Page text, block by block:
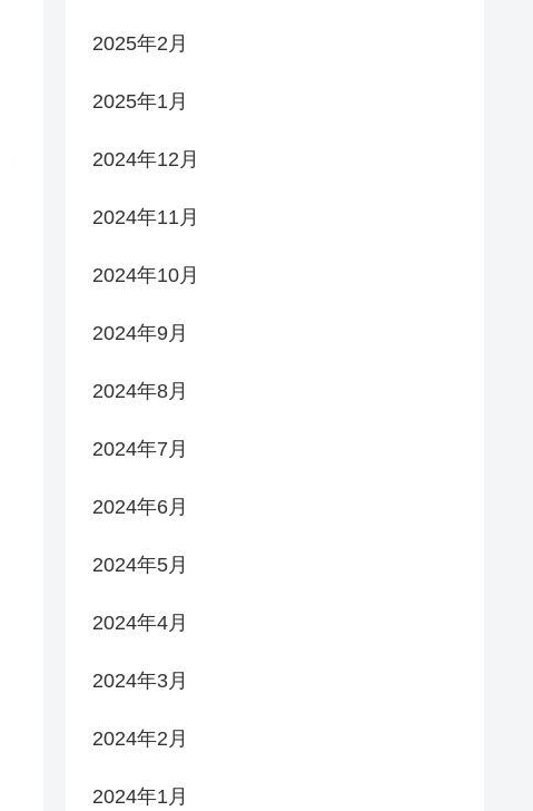
2025年2月
2025年1月
2024年12月
2024年11月
2024年10月
2024年9月
2024年8月
2024年7月
2024年6月
2024年5月
2024年4月
2024年3月
2024年2月
2024年1月